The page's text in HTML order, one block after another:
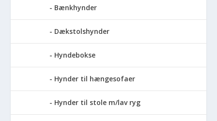
Bænkhynder
Dækstolshynder
Hyndebokse
Hynder til hængesofaer
Hynder til stole m/lav ryg